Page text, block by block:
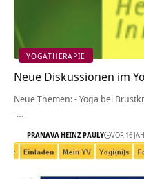
YOGATHERAPIE
Neue Diskussionen im
Neue Themen: - Yoga bei
-…
PRANAVA HEINZ PAULY VOR 16